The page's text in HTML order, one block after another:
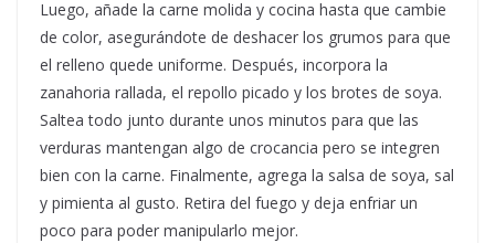
Luego, añade la carne molida y cocina hasta que cambie
de color, asegurándote de deshacer los grumos para que
el relleno quede uniforme. Después, incorpora la
zanahoria rallada, el repollo picado y los brotes de soya.
Saltea todo junto durante unos minutos para que las
verduras mantengan algo de crocancia pero se integren
bien con la carne. Finalmente, agrega la salsa de soya, sal
y pimienta al gusto. Retira del fuego y deja enfriar un
poco para poder manipularlo mejor.